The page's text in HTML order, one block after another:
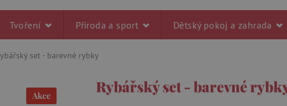
Tvoření Příroda a sport Dětský pokoj a zahrada
set - barevné rybky
Akce Rybářský set - barevné